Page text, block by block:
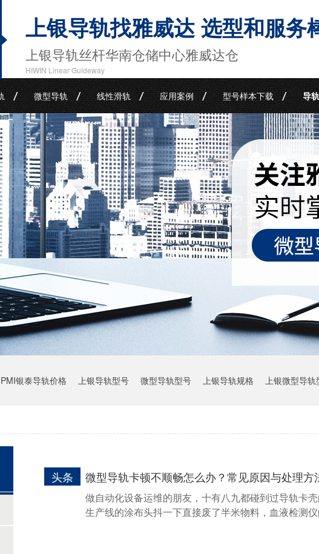
上银导轨找雅威达 选型和服务
上银导轨丝杆华南仓储中心雅威达仓
HIWIN Linear Guideway
微型导轨 线性滑轨 应用案例 型号样本下载 导
PMI银泰导轨价格 上银导轨型号 微型导轨型号 上银导轨规格 上银微型导轨
微型导轨卡顿不顺畅怎么办？常见原因与处理方
头条
做自动化设备运维的朋友，十有八九都碰到过导轨卡
生产线的涂布头抖一下直接废了半米物料，血液检测